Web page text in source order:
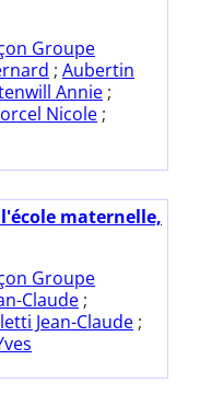
Groupe
; Aubertin
Annie ;
Nicole ;
maternelle,
Groupe
Claude ;
Jean-Claude ;